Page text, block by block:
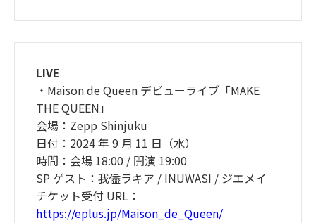
LIVE
・Maison de Queen デビューライブ「MAKE
THE QUEEN」
会場：Zepp Shinjuku
⽇付：2024 年 9 ⽉ 11 ⽇（⽔）
時間：会場 18:00 / 開演 19:00
SP ゲスト：我儘ラキア / INUWASI / ジエメイ
チケット受付 URL：
https://eplus.jp/Maison_de_Queen/